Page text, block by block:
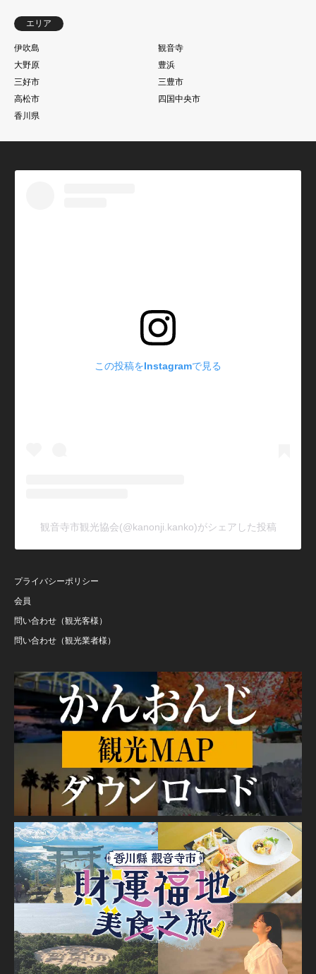
エリア
伊吹島
観音寺
大野原
豊浜
三好市
三豊市
高松市
四国中央市
香川県
この投稿をInstagramで見る
観音寺市観光協会(@kanonji.kanko)がシェアした投稿
プライバシーポリシー
会員
問い合わせ（観光客様）
問い合わせ（観光業者様）